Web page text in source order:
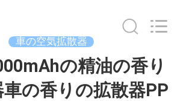
車の空気拡散器
の精油の香り
の香りの拡散器PP